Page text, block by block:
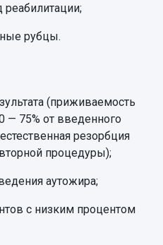
реабилитации;
рубцы.
(приживаемость
— 75% от введенного
резорбция
процедуры);
аутожира;
с низким процентом